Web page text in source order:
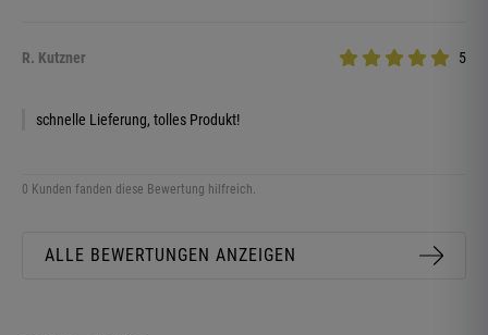
R. Kutzner 5
schnelle Lieferung, tolles Produkt!
0 Kunden fanden diese Bewertung hilfreich.
ALLE BEWERTUNGEN ANZEIGEN